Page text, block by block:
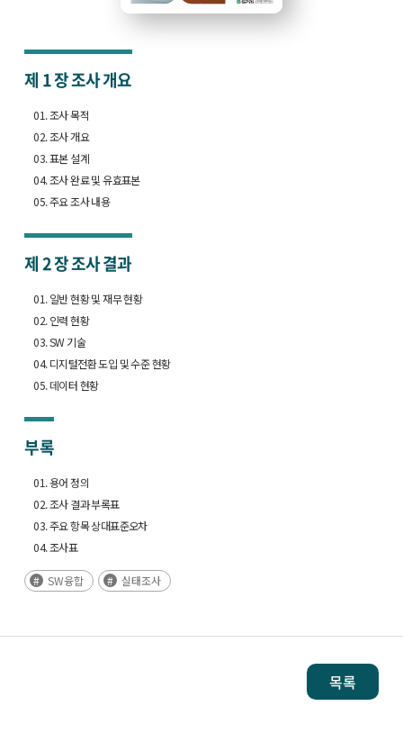
제 1 장조사 개요
01. 조사 목적
02. 조사 개요
03. 표본 설계
04. 조사 완료 및 유효표본
05. 주요 조사 내용
제 2 장조사 결과
01. 일반 현황 및 재무 현황
02. 인력 현황
03. SW 기술
04. 디지털전환 도입 및 수준 현황
05. 데이터 현황
부록
01. 용어 정의
02. 조사 결과 부록표
03. 주요 항목 상대표준오차
04. 조사표
SW융합 실태조사
목록